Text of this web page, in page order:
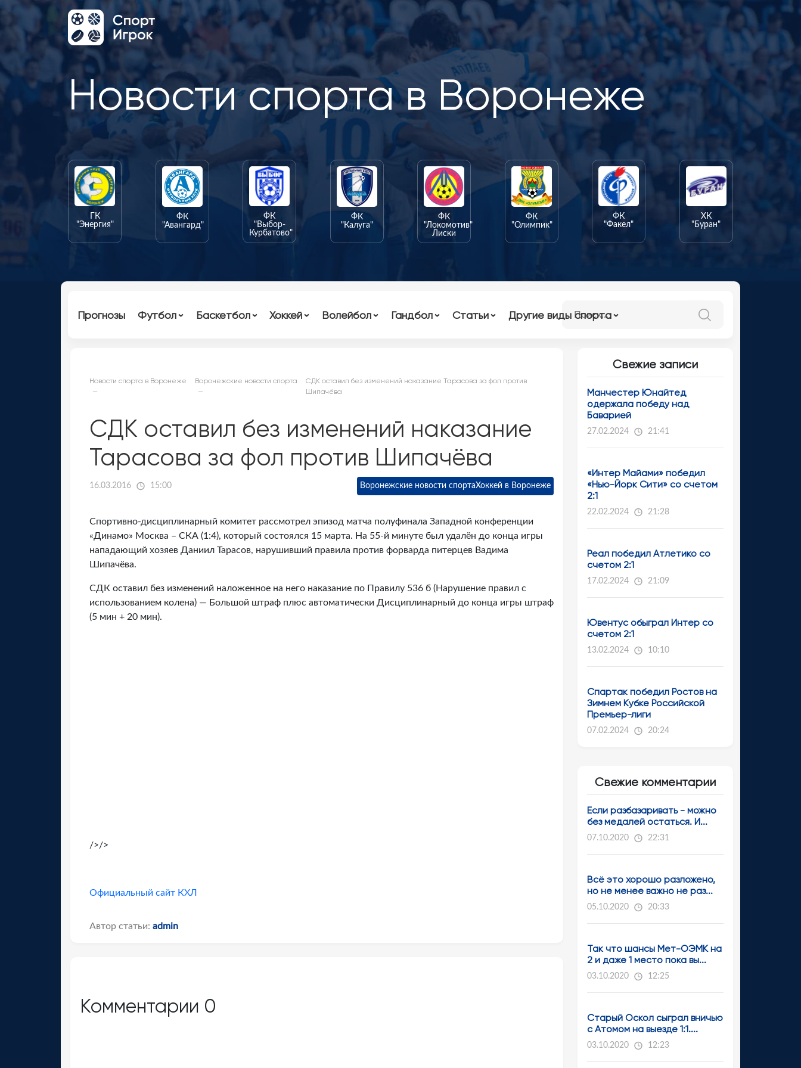
Новости спорта в Воронеже
ГК
"Энергия"
ФК
"Авангард"
ФК
"Выбор-
Курбатово"
ФК
"Калуга"
ФК
"Локомотив"
Лиски
ФК
"Олимпик"
ФК
"Факел"
ХК
"Буран"
Прогнозы Футбол Баскетбол Хоккей Волейбол Гандбол Статьи Другие виды спорта
Новости спорта в Воронеже Воронежские новости спорта
СДК оставил без изменений наказание Тарасова за фол против
Шипачёва
СДК оставил без изменений наказание
Тарасова за фол против Шипачёва
16.03.2016 15:00 Воронежские новости спортаХоккей в Воронеже
Спортивно-дисциплинарный комитет рассмотрел эпизод матча полуфинала Западной конференции
«Динамо» Москва – СКА (1:4), который состоялся 15 марта. На 55-й минуте был удалён до конца игры
нападающий хозяев Даниил Тарасов, нарушивший правила против форварда питерцев Вадима
Шипачёва.
СДК оставил без изменений наложенное на него наказание по Правилу 536 б (Нарушение правил с
использованием колена) — Большой штраф плюс автоматически Дисциплинарный до конца игры штраф
(5 мин + 20 мин).
/>/>
Официальный сайт КХЛ
Автор статьи: admin
Комментарии 0
Свежие записи
Манчестер Юнайтед
одержала победу над
Баварией
27.02.2024 21:41
«Интер Майами» победил
«Нью-Йорк Сити» со счетом
2:1
22.02.2024 21:28
Реал победил Атлетико со
счетом 2:1
17.02.2024 21:09
Ювентус обыграл Интер со
счетом 2:1
13.02.2024 10:10
Спартак победил Ростов на
Зимнем Кубке Российской
Премьер-лиги
07.02.2024 20:24
Свежие комментарии
Если разбазаривать - можно
без медалей остаться. И...
07.10.2020 22:31
Всё это хорошо разложено,
но не менее важно не раз...
05.10.2020 20:33
Так что шансы Мет-ОЭМК на
2 и даже 1 место пока вы...
03.10.2020 12:25
Старый Оскол сыграл вничью
с Атомом на выезде 1:1....
03.10.2020 12:23